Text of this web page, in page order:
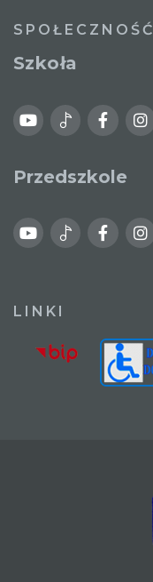
SPOŁECZNOŚĆ
Szkoła
Przedszkole
LINKI